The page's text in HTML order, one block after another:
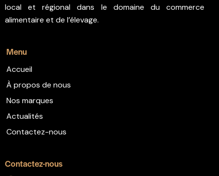
local et régional dans le domaine du commerce
alimentaire et de l’élevage.
Menu
Accueil
À propos de nous
Nos marques
Actualités
Contactez-nous
Contactez-nous